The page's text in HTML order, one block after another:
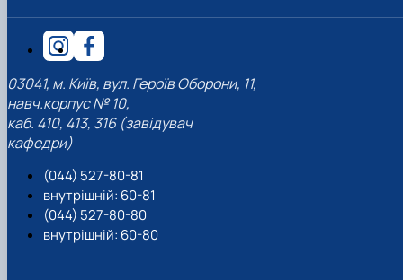
03041, м. Київ, вул. Героїв Оборони, 11,
навч.корпус № 10,
каб. 410, 413, 316 (завідувач
кафедри)
(044) 527-80-81
внутрішній: 60-81
(044) 527-80-80
внутрішній: 60-80